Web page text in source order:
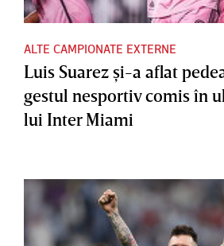
ALTE CAMPIONATE EXTERNE
Luis Suarez şi-a aflat
gestul nesportiv comis în
lui Inter Miami